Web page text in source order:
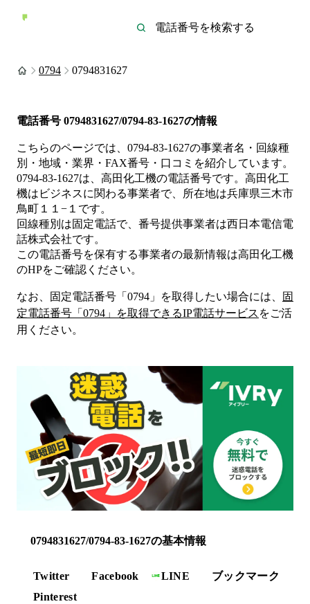
0794 0794831627
電話番号 0794831627/0794-83-1627の情報
こちらのページでは、 0794-83-1627の事業者名・回線種
別・地域・業界・FAX番号・口コミを紹介しています。
0794-83-1627は、 高田化工機の電話番号です。 高田化工
機は ビジネスに関わる事業者で、所在地は兵庫県三木市
鳥町１１−１ です。
回線種別は固定電話で、番号提供事業者は西日本電信電
話株式会社です。
この電話番号を保有する事業者の最新情報は高田化工機
のHPをご確認ください。
なお、固定電話番号「 0794 」を取得したい場合には、
固
定電話番号「 0794 」を取得できるIP電話サービス をご活
用ください。
0794831627/0794-83-1627の基本情報
Twitter Facebook LINE
ブックマーク
Pinterest